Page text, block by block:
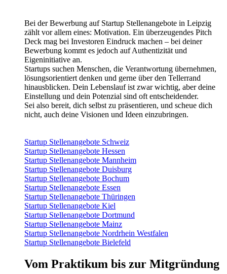
Bei der Bewerbung auf Startup Stellenangebote in Leipzig
zählt vor allem eines: Motivation. Ein überzeugendes Pitch
Deck mag bei Investoren Eindruck machen – bei deiner
Bewerbung kommt es jedoch auf Authentizität und
Eigeninitiative an.
Startups suchen Menschen, die Verantwortung übernehmen,
lösungsorientiert denken und gerne über den Tellerrand
hinausblicken. Dein Lebenslauf ist zwar wichtig, aber deine
Einstellung und dein Potenzial sind oft entscheidender.
Sei also bereit, dich selbst zu präsentieren, und scheue dich
nicht, auch deine Visionen und Ideen einzubringen.
Startup Stellenangebote Schweiz
Startup Stellenangebote Hessen
Startup Stellenangebote Mannheim
Startup Stellenangebote Duisburg
Startup Stellenangebote Bochum
Startup Stellenangebote Essen
Startup Stellenangebote Thüringen
Startup Stellenangebote Kiel
Startup Stellenangebote Dortmund
Startup Stellenangebote Mainz
Startup Stellenangebote Nordrhein Westfalen
Startup Stellenangebote Bielefeld
Vom Praktikum bis zur Mitgründung